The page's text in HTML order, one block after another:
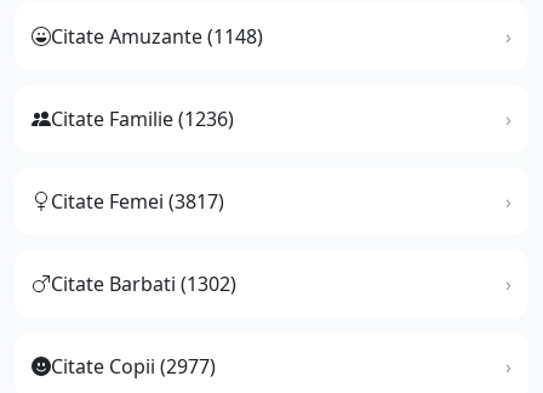
Citate Amuzante (1148)
Citate Familie (1236)
Citate Femei (3817)
Citate Barbati (1302)
Citate Copii (2977)